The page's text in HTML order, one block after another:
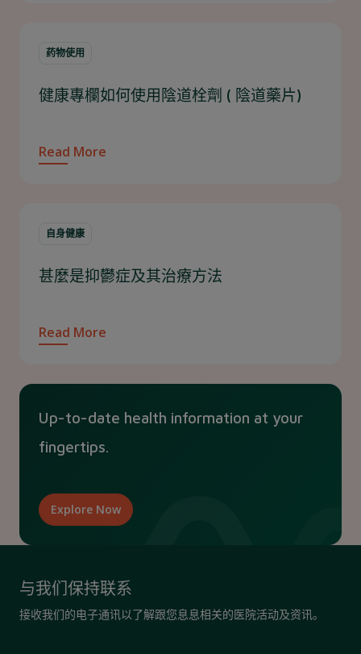
药物使用
健康專欄如何使用陰道栓劑 ( 陰道藥片)
Read More
自身健康
甚麼是抑鬱症及其治療方法
Read More
Up-to-date health information at your
fingertips.
Explore Now
与我们保持联系
接收我们的电子通讯以了解跟您息息相关的医院活动及资讯。